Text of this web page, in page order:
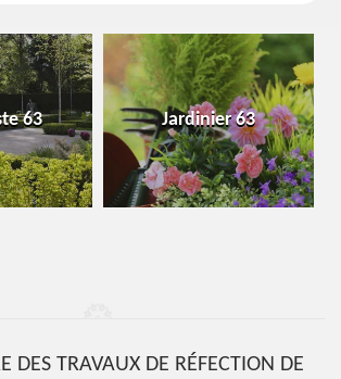
63 Jardinier 63
DES TRAVAUX DE RÉFECTION DE